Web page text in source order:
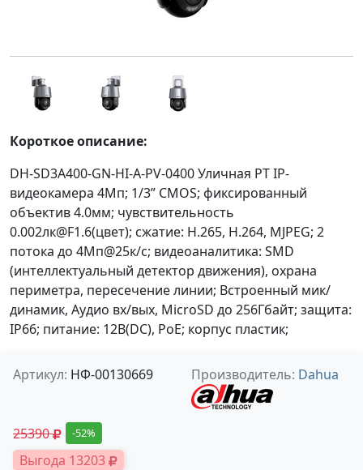
Короткое описание:
DH-SD3A400-GN-HI-A-PV-0400 Уличная PT IP-
видеокамера 4Мп; 1/3” CMOS; фиксированный
объектив 4.0мм; чувствительность
0.002лк@F1.6(цвет); сжатие: H.265, H.264, MJPEG; 2
потока до 4Мп@25к/с; видеоаналитика: SMD
(интеллектуальный детектор движения), охрана
периметра, пересечение линии; Встроенный мик/
динамик, Аудио вх/вых, MicroSD до 256Гбайт; защита:
IP66; питание: 12В(DC), PoE; корпус пластик;
Артикул: НФ-00130669 Производитель: Dahua
25390 -52%
Выгода 13203